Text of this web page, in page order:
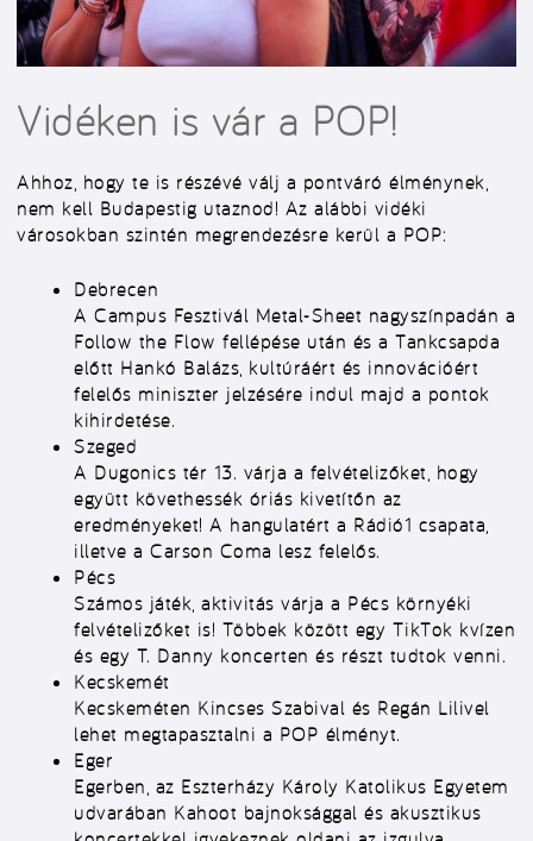
Vidéken is vár a POP!
Ahhoz, hogy te is részévé válj a pontváró élménynek,
nem kell Budapestig utaznod! Az alábbi vidéki
városokban szintén megrendezésre kerül a POP:
Debrecen
A Campus Fesztivál Metal-Sheet nagyszínpadán a
Follow the Flow fellépése után és a Tankcsapda
előtt Hankó Balázs, kultúráért és innovációért
felelős miniszter jelzésére indul majd a pontok
kihirdetése.
Szeged
A Dugonics tér 13. várja a felvételizőket, hogy
együtt követhessék óriás kivetítőn az
eredményeket! A hangulatért a Rádió1 csapata,
illetve a Carson Coma lesz felelős.
Pécs
Számos játék, aktivitás várja a Pécs környéki
felvételizőket is! Többek között egy TikTok kvízen
és egy T. Danny koncerten és részt tudtok venni.
Kecskemét
Kecskeméten Kincses Szabival és Regán Lilivel
lehet megtapasztalni a POP élményt.
Eger
Egerben, az Eszterházy Károly Katolikus Egyetem
udvarában Kahoot bajnoksággal és akusztikus